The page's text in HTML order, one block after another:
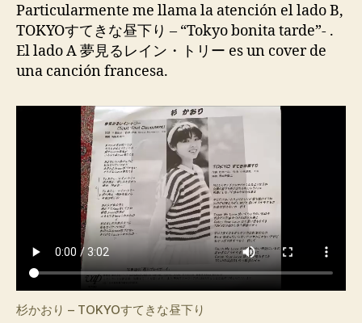
Particularmente me llama la atención el lado B,
TOKYOすてきな昼下り – “Tokyo bonita tarde”- .
El lado A 夢見るレイン・トリー es un cover de
una canción francesa.
杉かおり – TOKYOすてきな昼下り